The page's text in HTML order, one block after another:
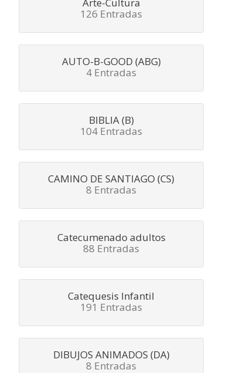
126 Entradas
AUTO-B-GOOD (ABG)
4 Entradas
BIBLIA (B)
104 Entradas
CAMINO DE SANTIAGO (CS)
8 Entradas
Catecumenado adultos
88 Entradas
Catequesis Infantil
191 Entradas
DIBUJOS ANIMADOS (DA)
8 Entradas